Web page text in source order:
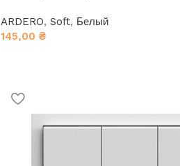
ARDERO, Soft, Белый
145,00 ₴